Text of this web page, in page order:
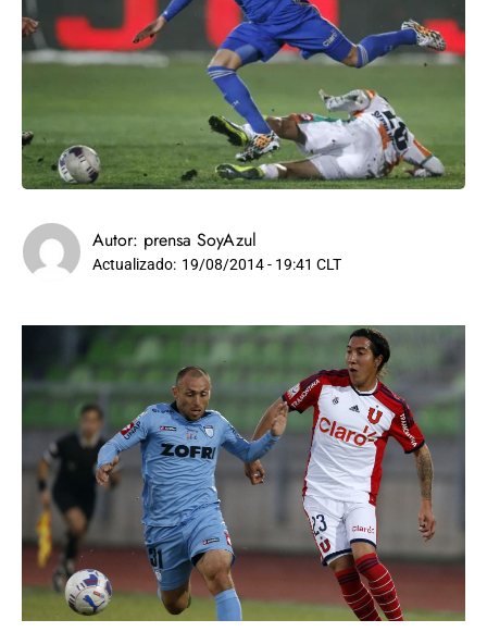
Autor: prensa SoyAzul
Actualizado: 19/08/2014 - 19:41 CLT